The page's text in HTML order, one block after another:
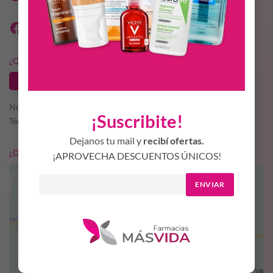
¡Suscribite!
Dejanos tu mail y recibí ofertas.
¡APROVECHA DESCUENTOS ÚNICOS!
ENVIAR
¿QUERÉS SER PARTE DE MÁS VIDA?
Nosotros
Términos y condiciones
¿DÓNDE ESTAMOS?